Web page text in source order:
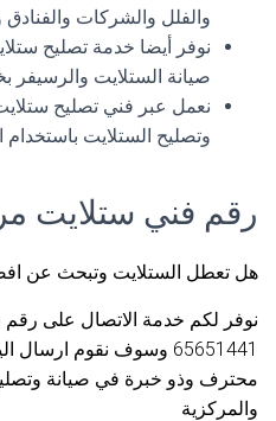
والفلل والشركات
نوفر أيضا خدمة تصليح
صيانة الستلايت
وتصليح الستلايت
رقم فني ستلايت
هل تعطل الستلايت وتبحث عن
نوفر لكم خدمة الاتصال على
65651441 وسوف نقوم
محترف وذو خبرة في صيانة وتصليح
والمركزية